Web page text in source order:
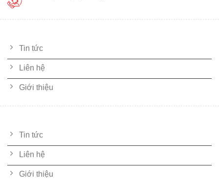
Tin tức
Liên hệ
Giới thiệu
Tin tức
Liên hệ
Giới thiệu